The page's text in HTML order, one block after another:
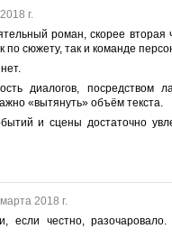
г.
роман, скорее вторая
по сюжету, так и команде
диалогов, посредством
«вытянуть» объём текста.
и сцены достаточно
2018 г.
если честно,